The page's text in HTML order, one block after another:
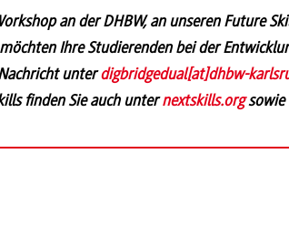
an der DHBW, an unseren Future
Ihre Studierenden bei der
unterdigbridgedual[at]dhbw-
finden Sie auch unternextskills.orgsowie